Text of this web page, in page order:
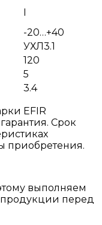
I
-20…+40
УХЛ3.1
120
5
3.4
EFIR
Срок
приобретения.
выполняем
продукции перед